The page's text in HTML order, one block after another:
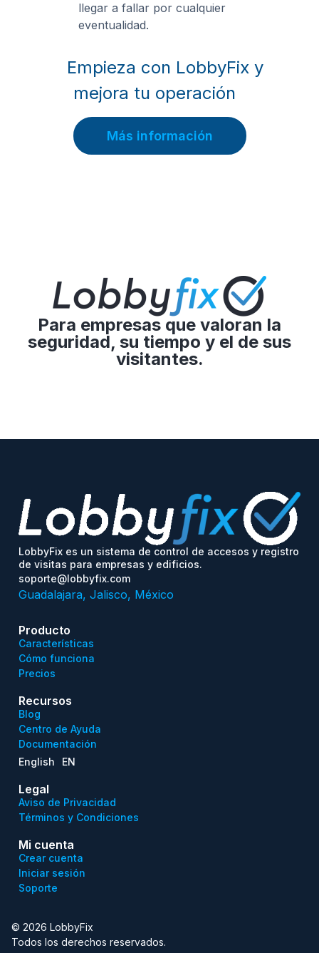
llegar a fallar por cualquier
eventualidad.
Empieza con LobbyFix y
mejora tu operación
Más información
Para empresas que valoran la
seguridad, su tiempo y el de sus
visitantes.
LobbyFix es un sistema de control de accesos y registro
de visitas para empresas y edificios.
soporte@lobbyfix.com
Guadalajara, Jalisco, México
Producto
Características
Cómo funciona
Precios
Recursos
Blog
Centro de Ayuda
Documentación
English
EN
Legal
Aviso de Privacidad
Términos y Condiciones
Mi cuenta
Crear cuenta
Iniciar sesión
Soporte
© 2026 LobbyFix
Todos los derechos reservados.